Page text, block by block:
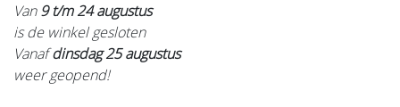
Van9 t/m 24 augustus
is de winkel gesloten
Vanafdinsdag 25 augustus
weer geopend!